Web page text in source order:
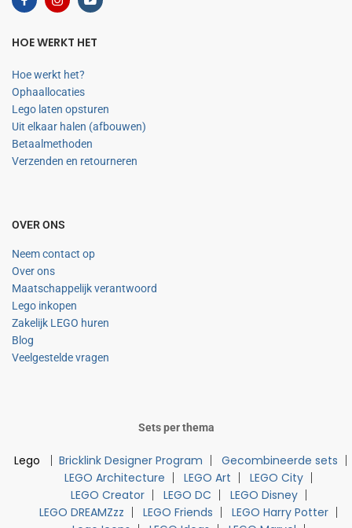
HOE WERKT HET
Hoe werkt het?
Ophaallocaties
Lego laten opsturen
Uit elkaar halen (afbouwen)
Betaalmethoden
Verzenden en retourneren
OVER ONS
Neem contact op
Over ons
Maatschappelijk verantwoord
Lego inkopen
Zakelijk LEGO huren
Blog
Veelgestelde vragen
Sets per thema
Lego Bricklink Designer Program
Gecombineerde sets
LEGO Architecture
LEGO Art
LEGO City
LEGO Creator
LEGO DC
LEGO Disney
LEGO DREAMZzz
LEGO Friends
LEGO Harry Potter